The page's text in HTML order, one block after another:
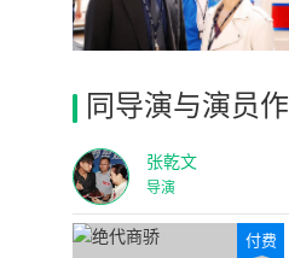
同导演与演员
张乾文
导演
付费